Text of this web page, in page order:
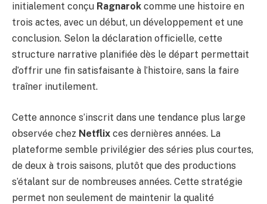
initialement conçu Ragnarok comme une histoire en
trois actes, avec un début, un développement et une
conclusion. Selon la déclaration officielle, cette
structure narrative planifiée dès le départ permettait
d’offrir une fin satisfaisante à l’histoire, sans la faire
traîner inutilement.
Cette annonce s’inscrit dans une tendance plus large
observée chez Netflix ces dernières années. La
plateforme semble privilégier des séries plus courtes,
de deux à trois saisons, plutôt que des productions
s’étalant sur de nombreuses années. Cette stratégie
permet non seulement de maintenir la qualité